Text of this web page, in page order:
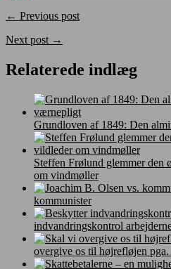
← Previous post
Next post →
Relaterede indlæg
Grundloven af 1849: Den
Steffen Frølund glemmer
om vindmøller
kommunister
indvandringskontrol
overgive os til højrefløjen